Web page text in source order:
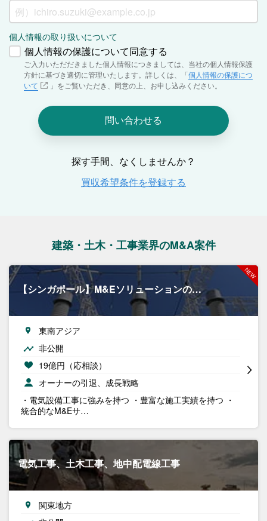
建築・土木・工事業界のM&A案件
【シンガポール】M&Eソリューションの…
東南アジア
非公開
19億円（応相談）
オーナーの引退、成長戦略
・電気設備工事に強みを持つ ・豊富な施工実績を持つ ・
統合的なM&Eサ…
電気工事、土木工事、地中配電線工事
関東地方